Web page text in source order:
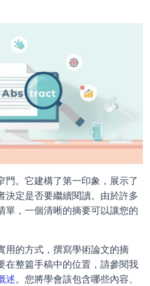
門。它建構了第一印象，展示了
決定是否要繼續閱讀。由於許多
單，一個清晰的摘要可以讓您的
用的方式，撰寫學術論文的摘
在整篇手稿中的位置，請參閱我
述。您將學會該包含哪些內容、